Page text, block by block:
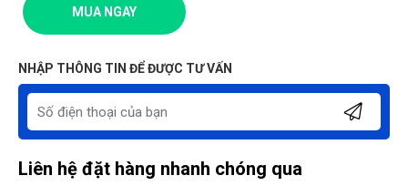
MUA NGAY
NHẬP THÔNG TIN ĐỂ ĐƯỢC TƯ VẤN
Liên hệ đặt hàng nhanh chóng qua